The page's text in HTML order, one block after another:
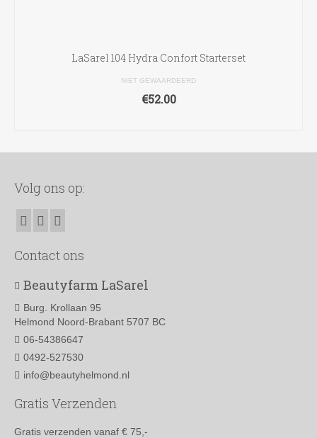
LaSarel 104 Hydra Confort Starterset
NIET GEWAARDEERD
€52.00
Volg ons op:
Contact ons
Beautyfarm LaSarel
Burg. Krollaan 95
Helmond Noord-Brabant 5707 BC
06-54386647
0492-527530
info@beautyhelmond.nl
Gratis Verzenden
Gratis verzenden vanaf € 75,-